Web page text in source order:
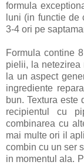
formula
luni (in functie
3-4 ori pe
Formula contine
pielii, la netezirea
la un aspect
ingrediente
bun. Textura
recipientul cu
combinarea cu
mai multe ori il
combin cu un ser
in momentul ala.